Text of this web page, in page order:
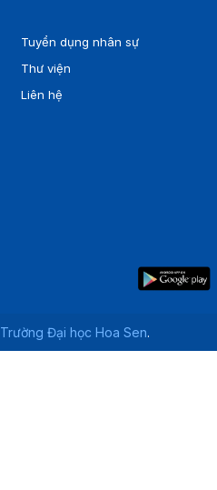
Tuyển dụng nhân sự
Thư viện
Liên hệ
Trường Đại học Hoa Sen.